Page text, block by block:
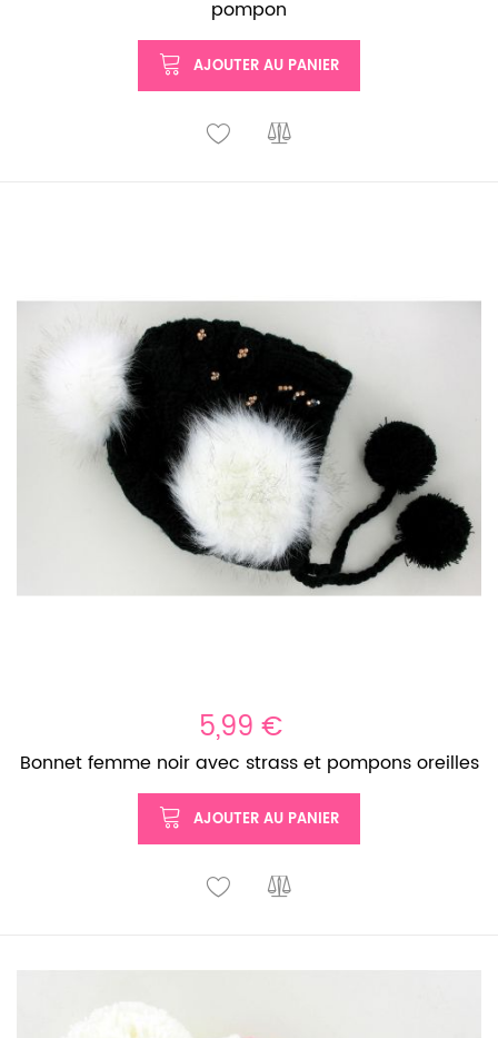
pompon
AJOUTER AU PANIER
5,99 €
Bonnet femme noir avec strass et pompons oreilles
AJOUTER AU PANIER